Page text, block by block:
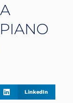
LinkedIn